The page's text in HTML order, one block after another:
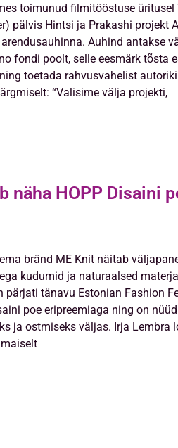
toimunud filmitööstuse üritusel
pälvis Hintsi ja Prakashi projekt
Auhind antakse
fondi poolt, selle eesmärk tõsta
toetada rahvusvahelist
“Valisime välja projekti,
näha HOPP Disaini
bränd ME Knit näitab
kudumid ja naturaalsed
pärjati tänavu Estonian Fashion
poe eripreemiaga ning on
ja ostmiseks väljas. Irja Lembra